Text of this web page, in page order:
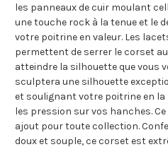
les panneaux de cuir moulant
une touche rock à la tenue et le
votre poitrine en valeur. Les
permettent de serrer le corset
atteindre la silhouette que vous
sculptera une silhouette
et soulignant votre poitrine en
les pression sur vos hanches.
ajout pour toute collection.
doux et souple, ce corset est